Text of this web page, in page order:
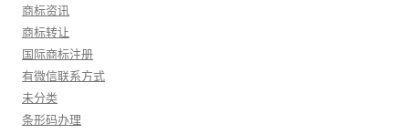
商标资讯
商标转让
国际商标注册
有微信联系方式
未分类
条形码办理